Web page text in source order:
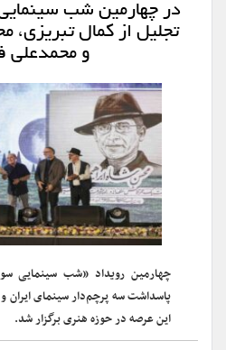
در چهارمین شب
تجلیل از کمال تبریزی،
و محمدعلی
پاسداشت سه پرچم‌دار سینمای ایران
این عرصه در حوزه هنری برگزار شد.